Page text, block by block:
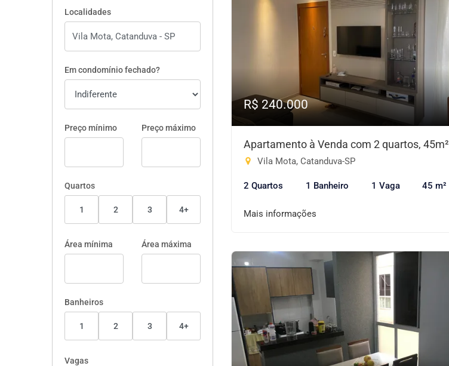
Localidades
Em condomínio fechado?
Preço mínimo Preço máximo
Quartos
1 2 3 4+
Área mínima Área máxima
Banheiros
1 2 3 4+
Vagas
R$ 240.000
Apartamento à Venda com 2 quartos, 45m²
Vila Mota, Catanduva-SP
2 Quartos 1 Banheiro 1 Vaga 45 m²
Mais informações